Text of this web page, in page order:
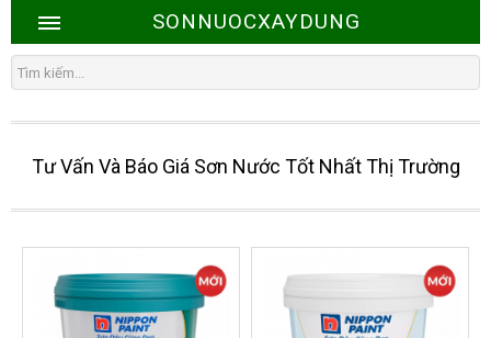
SONNUOCXAYDUNG
Tư Vấn Và Báo Giá Sơn Nước Tốt Nhất Thị Trường